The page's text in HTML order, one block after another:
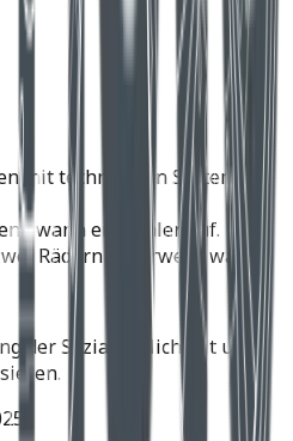
mit technischen Systemen,
wann ein Fehler auf.
Rädern unterwegs war.
der Soziatauglichkeit und